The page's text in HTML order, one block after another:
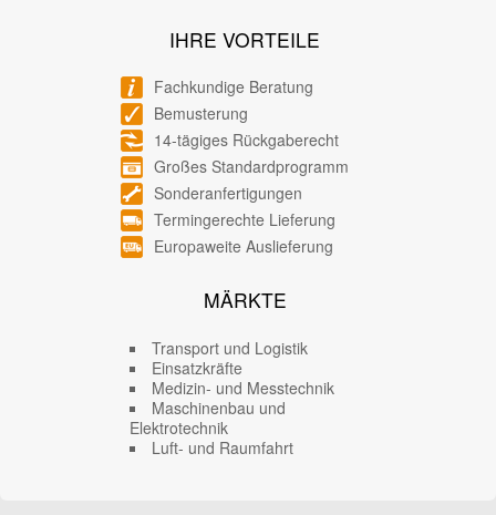
IHRE VORTEILE
Fachkundige Beratung
Bemusterung
14-tägiges Rückgaberecht
Großes Standardprogramm
Sonderanfertigungen
Termingerechte Lieferung
Europaweite Auslieferung
MÄRKTE
Transport und Logistik
Einsatzkräfte
Medizin- und Messtechnik
Maschinenbau und
Elektrotechnik
Luft- und Raumfahrt